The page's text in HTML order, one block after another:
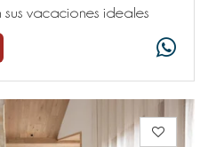
vacaciones ideales